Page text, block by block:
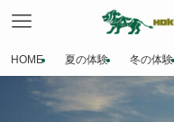
HOME 夏の体験 冬の体験